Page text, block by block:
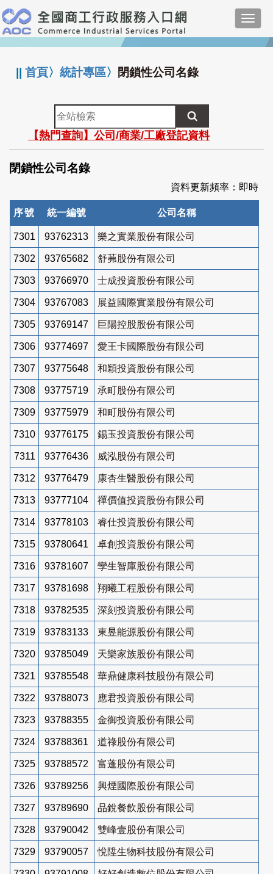
跳
到
主
要
:::
||首頁〉統計專區〉 閉鎖性公司名錄
全
站
檢
索
【熱門查詢】公司/商業/工廠登記資料
閉鎖性公司名錄
資料更新頻率：即時
序號 統一編號 公司名稱
7301 93762313 樂之實業股份有限公司
7302 93765682 舒茀股份有限公司
7303 93766970 士成投資股份有限公司
7304 93767083 展益國際實業股份有限公司
7305 93769147 巨陽控股股份有限公司
7306 93774697 愛王卡國際股份有限公司
7307 93775648 和穎投資股份有限公司
7308 93775719 承町股份有限公司
7309 93775979 和町股份有限公司
7310 93776175 錫玉投資股份有限公司
7311 93776436 威泓股份有限公司
7312 93776479 康杏生醫股份有限公司
7313 93777104 禪價值投資股份有限公司
7314 93778103 睿仕投資股份有限公司
7315 93780641 卓創投資股份有限公司
7316 93781607 孿生智庫股份有限公司
7317 93781698 翔曦工程股份有限公司
7318 93782535 深刻投資股份有限公司
7319 93783133 東昱能源股份有限公司
7320 93785049 天樂家族股份有限公司
7321 93785548 華鼎健康科技股份有限公司
7322 93788073 應君投資股份有限公司
7323 93788355 金御投資股份有限公司
7324 93788361 道祿股份有限公司
7325 93788572 富蓬股份有限公司
7326 93789256 興煙國際股份有限公司
7327 93789690 品銳餐飲股份有限公司
7328 93790042 雙峰壹股份有限公司
7329 93790057 悅陞生物科技股份有限公司